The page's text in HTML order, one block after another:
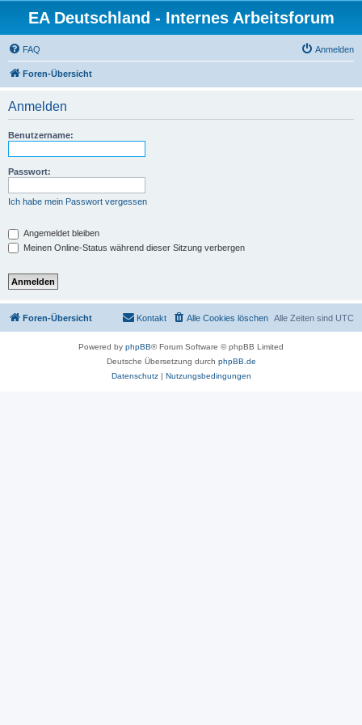
EA Deutschland - Internes Arbeitsforum
FAQ Anmelden
Foren-Übersicht
Anmelden
Benutzername:
Passwort:
Ich habe mein Passwort vergessen
Angemeldet bleiben
Meinen Online-Status während dieser Sitzung verbergen
Foren-Übersicht Alle Zeiten sind UTC
Alle Cookies löschen
Kontakt
Powered by phpBB® Forum Software © phpBB Limited
Deutsche Übersetzung durch phpBB.de
Datenschutz| Nutzungsbedingungen